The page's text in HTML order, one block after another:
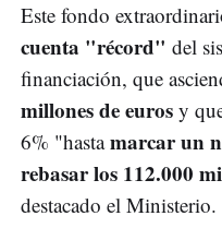
Este fondo
cuenta "récord" del
financiación, que
millones de euros y
6% "hastamarcar un
rebasar los 112.000
destacado el Ministerio.